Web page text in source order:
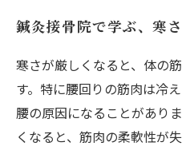
鍼灸接骨院で学ぶ、寒
寒さが厳しくなると、体の
す。特に腰回りの筋肉は冷
腰の原因になることがあり
くなると、筋肉の柔軟性が